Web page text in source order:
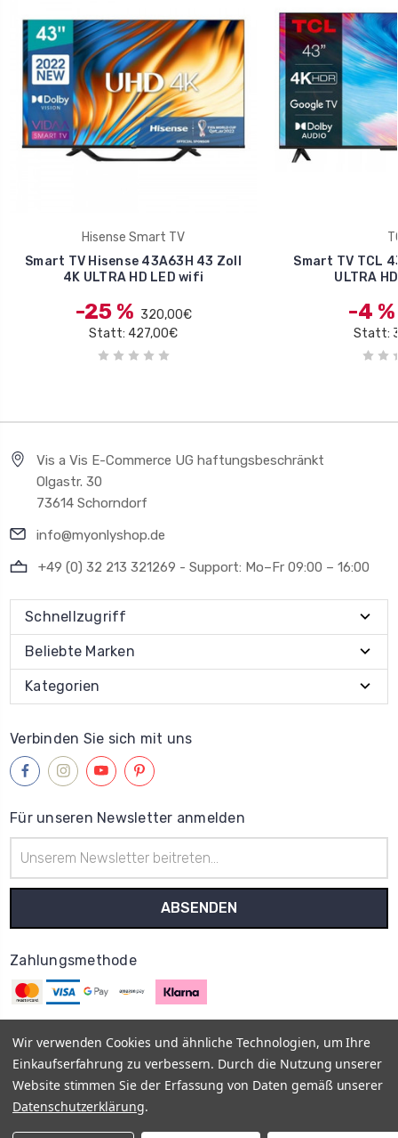
Hisense Smart TV
Smart TV Hisense 43A63H 43 Zoll
4K ULTRA HD LED wifi
-25 % 320,00€
Statt: 427,00€
Smart TV TCL
ULTRA
-4
Statt:
Vis a Vis E-Commerce UG haftungsbeschränkt
Olgastr. 30
73614 Schorndorf
info@myonlyshop.de
+49 (0) 32 213 321269 - Support: Mo–Fr 09:00 – 16:00
Schnellzugriff
Beliebte Marken
Kategorien
Verbinden Sie sich mit uns
Für unseren Newsletter anmelden
Mail-
Adresse
Zahlungsmethode
© 2013–2026 MyOnlyShop Vis a Vis E-Commerce UG Impressum
AGB Datenschutz Rückgabe- und Erstattungsrichtlinien -
Widerrufsrecht
Wir verwenden Cookies und ähnliche Technologien, um Ihre
Einkaufserfahrung zu verbessern. Durch die Nutzung unserer
Website stimmen Sie der Erfassung von Daten gemäß unserer
Datenschutzerklärung.